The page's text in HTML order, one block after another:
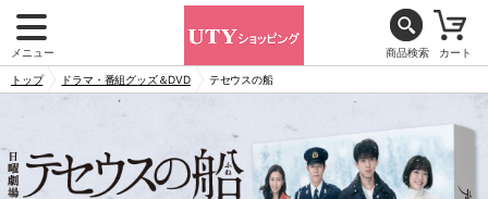
メニュー 商品検索 カート
トップ ドラマ・番組グッズ＆DVD テセウスの船